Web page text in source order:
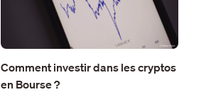
Comment investir dans les cryptos
en Bourse ?